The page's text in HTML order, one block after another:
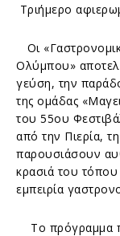
Τριήμερο
Οι
Ολύμπου»
γεύση, την
της ομάδας
του 55ου
από την Πιερία,
παρουσιάσουν
κρασιά του
εμπειρία
Το πρόγραμμα